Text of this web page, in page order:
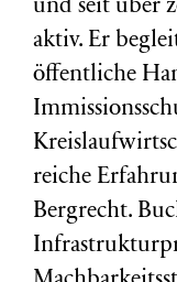
und seit über
aktiv. Er
öffentliche
reiche
Bergrecht.